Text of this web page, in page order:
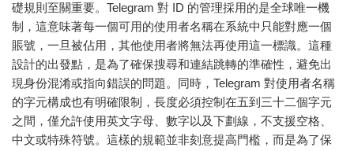
礎規則至關重要。Telegram 對 ID 的管理採用的是全球唯一機
制，這意味著每一個可用的使用者名稱在系統中只能對應一個
賬號，一旦被佔用，其他使用者將無法再使用這一標識。這種
設計的出發點，是為了確保搜尋和連結跳轉的準確性，避免出
現身份混淆或指向錯誤的問題。同時，Telegram 對使用者名稱
的字元構成也有明確限制，長度必須控制在五到三十二個字元
之間，僅允許使用英文字母、數字以及下劃線，不支援空格、
中文或特殊符號。這樣的規範並非刻意提高門檻，而是為了保